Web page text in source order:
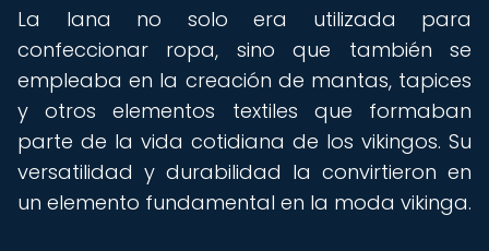
La lana no solo era utilizada para
confeccionar ropa, sino que también se
empleaba en la creación de mantas, tapices
y otros elementos textiles que formaban
parte de la vida cotidiana de los vikingos. Su
versatilidad y durabilidad la convirtieron en
un elemento fundamental en la moda vikinga.